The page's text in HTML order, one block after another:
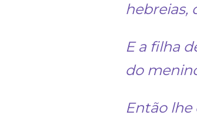
hebreias,
E a filha
do
Então lhe